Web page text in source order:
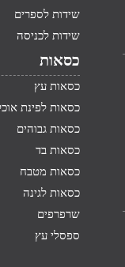
שידות לספרים
שידות לכניסה
כסאות
כסאות עץ
כסאות לפינת
כסאות גבוהים
כסאות בד
כסאות מטבח
כסאות לגינה
שרפרפים
ספסלי עץ